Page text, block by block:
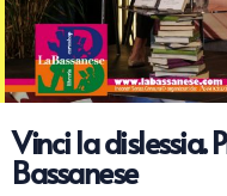
Vinci la dislessia.
Bassanese